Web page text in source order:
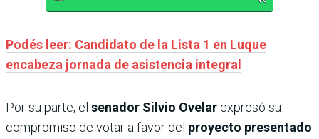
Podés leer: Candidato de la Lista 1 en Luque
encabeza jornada de asistencia integral
Por su parte, el senador Silvio Ovelar expresó su
compromiso de votar a favor del proyecto presentado